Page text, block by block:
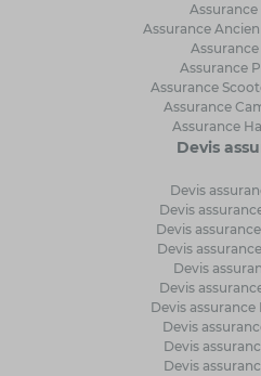
Assurance
Assurance
Assurance
Assurance
Assurance
Assurance
Devis
Devis
Devis
Devis
Devis
Devis
Devis
Devis assurance
Devis
Devis
Devis